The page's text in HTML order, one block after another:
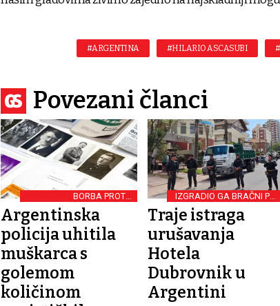
#ARGENTINA #HILARIO ASCASUBI
Povezani članci
BORBA PROTIV
DISKRIMINACIJE
Argentinska
policija uhitila
muškarca s
golemom
količinom
IZGRADIO GA BRAČNI PAR
IZ HRVATSKE
Traje istraga
urušavanja
Hotela
Dubrovnik u
Argentini